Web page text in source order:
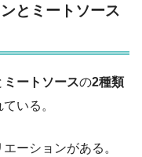
とミートソース
ミートソースの2種類
いる。
ーションがある。